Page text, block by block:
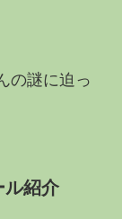
の謎に迫っ
ル紹介